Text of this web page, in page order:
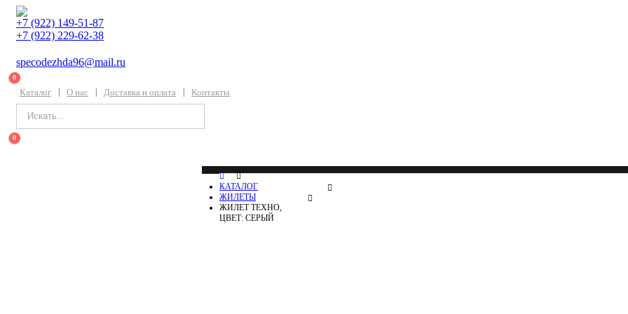
+7 (922) 149-51-87
+7 (922) 229-62-38
specodezhda96@mail.ru
0
Каталог О нас Доставка и оплата Контакты
0
КАТАЛОГ
ЖИЛЕТЫ
ЖИЛЕТ ТЕХНО,
ЦВЕТ: СЕРЫЙ